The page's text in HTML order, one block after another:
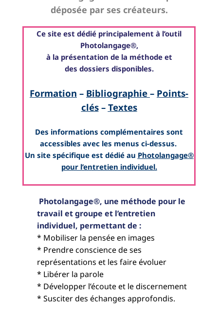
déposée par ses créateurs.
Ce site est dédié principalement à l’outil
Photolangage®,
à la présentation de la méthode et
des dossiers disponibles.
Formation – Bibliographie – Points-
clés– Textes
Des informations complémentaires sont
accessibles avec les menus ci-dessus.
Un site spécifique est dédié au Photolangage®
pour l’entretien individuel.
Photolangage®, une méthode pour le
travail et groupe et l’entretien
individuel, permettant de :
* Mobiliser la pensée en images
* Prendre conscience de ses
représentations et les faire évoluer
* Libérer la parole
* Développer l’écoute et le discernement
* Susciter des échanges approfondis.